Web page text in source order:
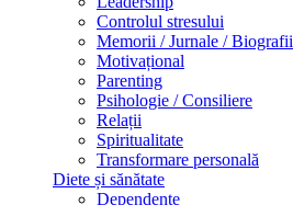
Controlul stresului
Memorii / Jurnale / Biografii
Motivațional
Parenting
Psihologie / Consiliere
Relații
Spiritualitate
Transformare personală
Diete și sănătate
Dependențe